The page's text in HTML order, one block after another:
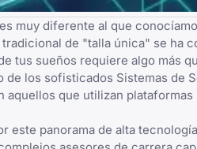
muy diferente al que
de "talla única" se ha
tus sueños requiere algo más
de los sofisticados Sistemas de
aquellos que utilizan
este panorama de alta